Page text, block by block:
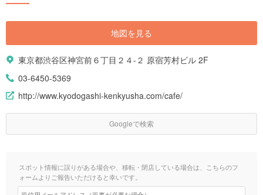
地図を見る
東京都渋谷区神宮前６丁目２４-２ 原宿芳村ビル 2F
03-6450-5369
http://www.kyodogashi-kenkyusha.com/cafe/
Googleで検索
スポット情報に誤りがある場合や、移転・閉店している場合は、こちらのフ
ォームよりご報告いただけると幸いです。